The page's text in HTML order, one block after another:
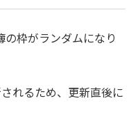
枠がランダムになり
れるため、更新直後に